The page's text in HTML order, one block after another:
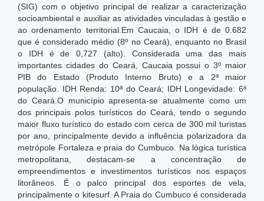
(SIG) com o objetivo principal de realizar a caracterização
socioambiental e auxiliar as atividades vinculadas à gestão e
ao ordenamento territorial. Em Caucaia, o IDH é de 0.682
que é considerado médio (8º no Ceará), enquanto no Brasil
o IDH é de 0,727 (alto). Considerada uma das mais
importantes cidades do Ceará, Caucaia possui o 3º maior
PIB do Estado (Produto Interno Bruto) e a 2ª maior
população. IDH Renda: 10ª do Ceará; IDH Longevidade: 6ª
do Ceará.O município apresenta-se atualmente como um
dos principais polos turísticos do Ceará, tendo o segundo
maior fluxo turístico do estado com cerca de 300 mil turistas
por ano, principalmente devido a influência polarizadora da
metrópole Fortaleza e praia do Cumbuco. Na lógica turística
metropolitana, destacam-se a concentração de
empreendimentos e investimentos turísticos nos espaços
litorâneos. É o palco principal dos esportes de vela,
principalmente o kitesurf. A Praia do Cumbuco é considerada